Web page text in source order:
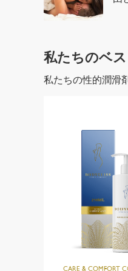
私たちのベ
私たちの性的潤滑